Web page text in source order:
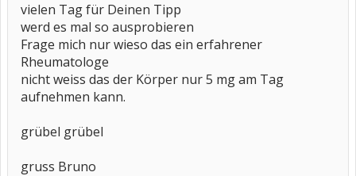
vielen Tag für Deinen Tipp
werd es mal so ausprobieren
Frage mich nur wieso das ein erfahrener
Rheumatologe
nicht weiss das der Körper nur 5 mg am Tag
aufnehmen kann.
grübel grübel
gruss Bruno